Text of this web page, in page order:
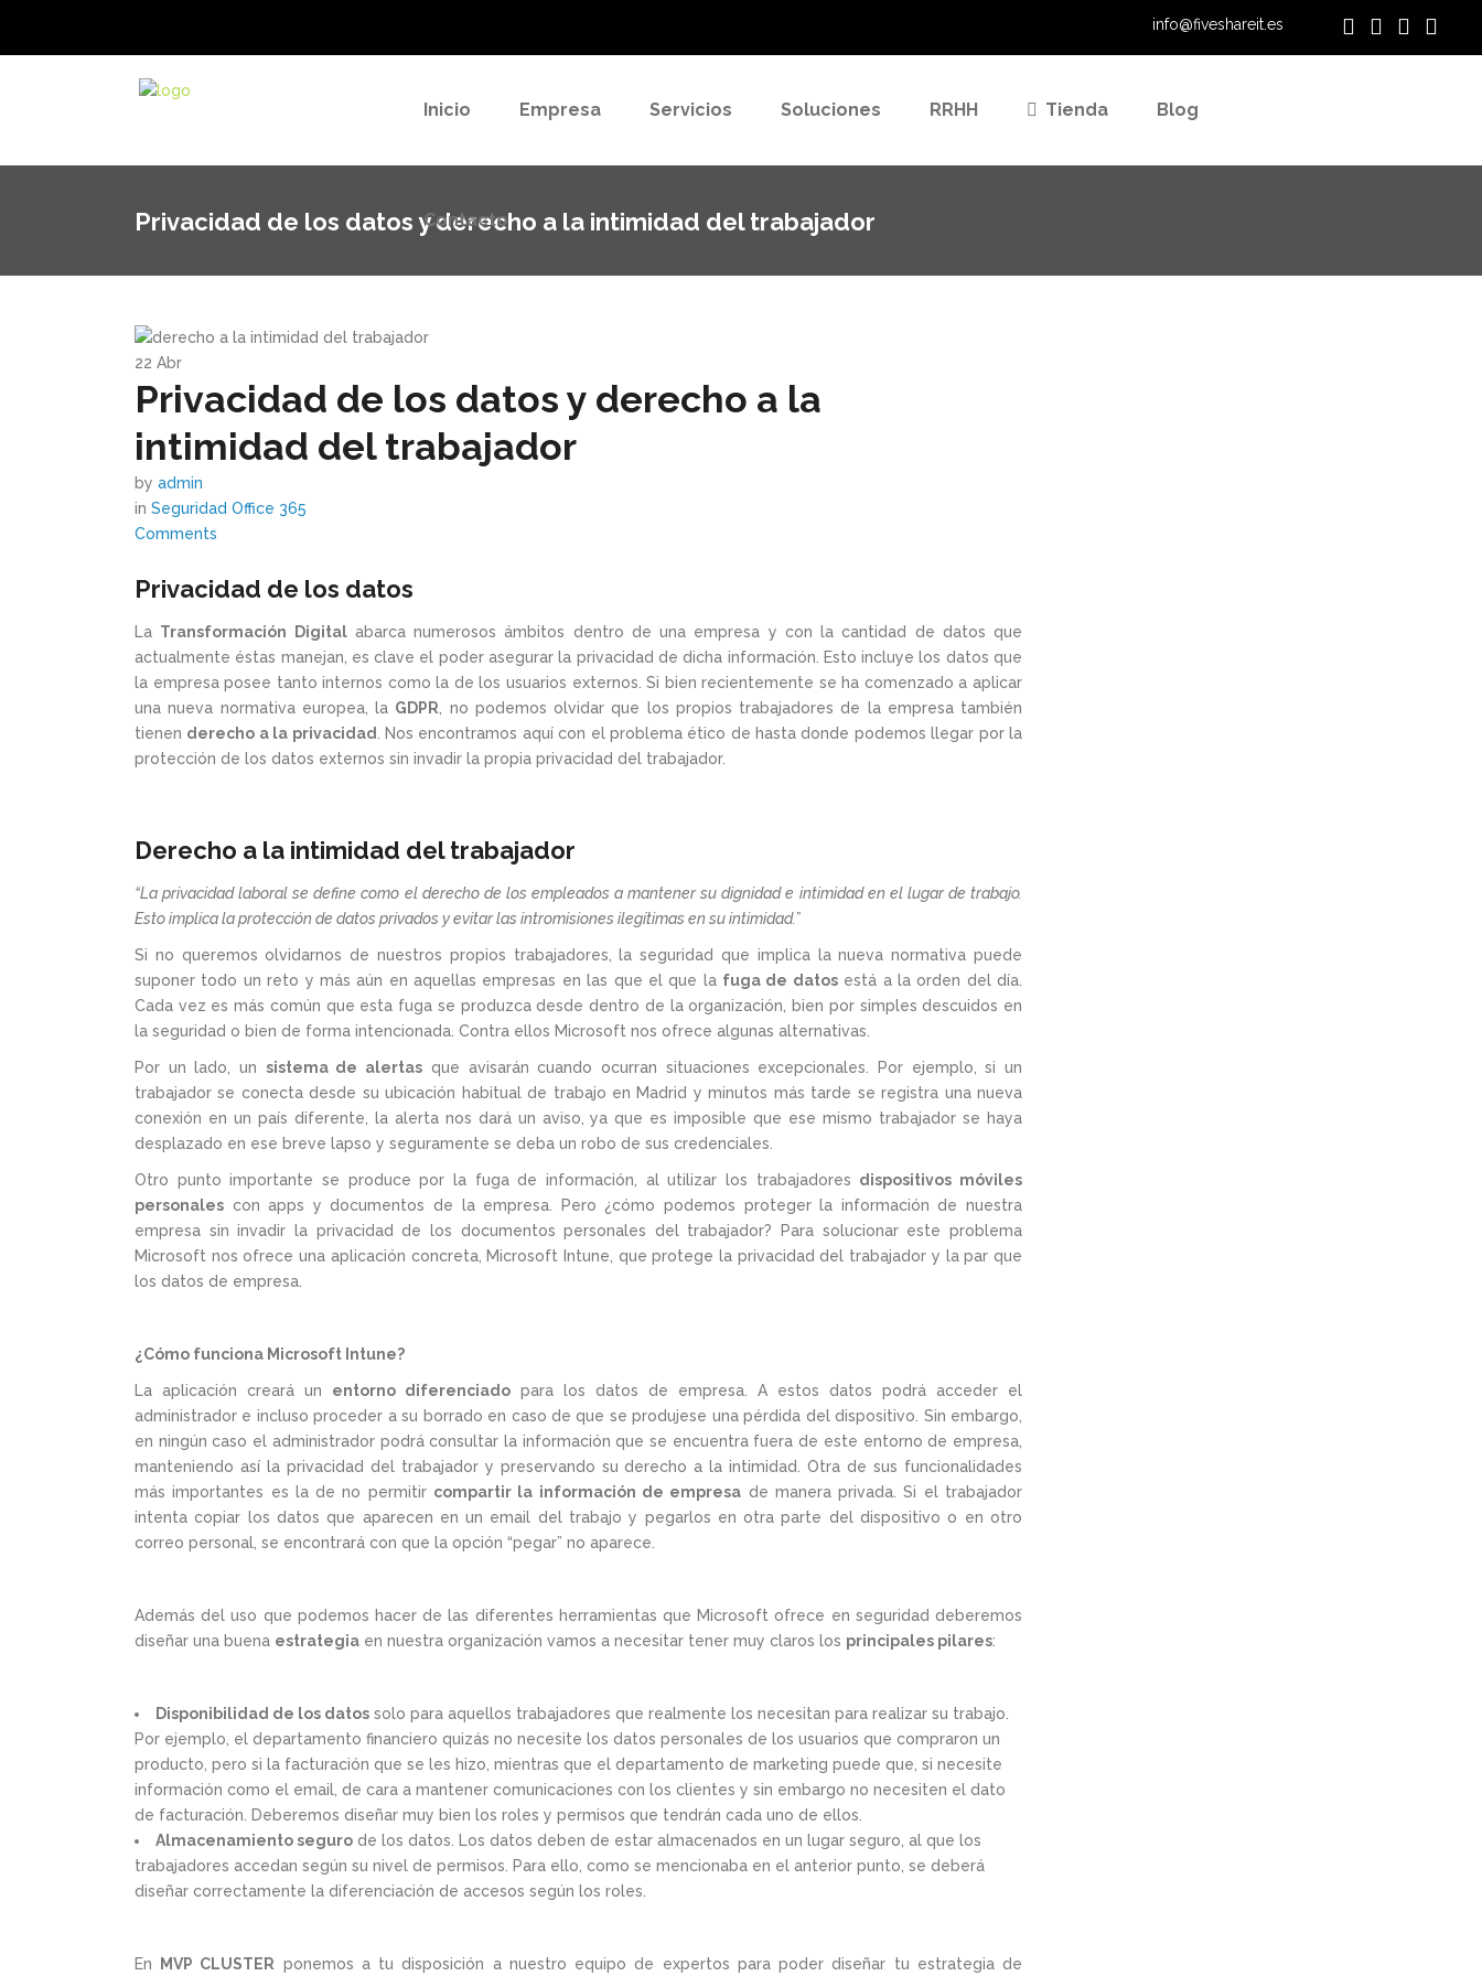
info@fiveshareit.es
Inicio Empresa Servicios Soluciones RRHH Tienda Blog
Contacto
Privacidad de los datos y derecho a la intimidad del trabajador
22 Abr
Privacidad de los datos y derecho a la
intimidad del trabajador
by admin
in Seguridad Office 365
Comments
Privacidad de los datos
La Transformación Digitalabarca numerosos ámbitos dentro de una empresa y con la cantidad de datos que
actualmente éstas manejan, es clave el poder asegurar la privacidad de dicha información. Esto incluye los datos que
la empresa posee tanto internos como la de los usuarios externos. Si bien recientemente se ha comenzado a aplicar
una nueva normativa europea, la GDPR , no podemos olvidar que los propios trabajadores de la empresa también
tienen derecho a la privacidad
. Nos encontramos aquí con el problema ético de hasta donde podemos llegar por la
protección de los datos externos sin invadir la propia privacidad del trabajador.
Derecho a la intimidad del trabajador
“La privacidad laboral se define como el derecho de los empleados a mantener su dignidad e intimidad en el lugar de trabajo.
Esto implica la protección de datos privados y evitar las intromisiones ilegítimas en su intimidad.”
Si no queremos olvidarnos de nuestros propios trabajadores, la seguridad que implica la nueva normativa puede
suponer todo un reto y más aún en aquellas empresas en las que el que la fuga de datosestá a la orden del día.
Cada vez es más común que esta fuga se produzca desde dentro de la organización, bien por simples descuidos en
la seguridad o bien de forma intencionada. Contra ellos Microsoft nos ofrece algunas alternativas.
Por un lado, un sistema de alertas que avisarán cuando ocurran situaciones excepcionales. Por ejemplo, si un
trabajador se conecta desde su ubicación habitual de trabajo en Madrid y minutos más tarde se registra una nueva
conexión en un país diferente, la alerta nos dará un aviso, ya que es imposible que ese mismo trabajador se haya
desplazado en ese breve lapso y seguramente se deba un robo de sus credenciales.
Otro punto importante se produce por la fuga de información, al utilizar los trabajadores dispositivos móviles
personales con apps y documentos de la empresa. Pero ¿cómo podemos proteger la información de nuestra
empresa sin invadir la privacidad de los documentos personales del trabajador? Para solucionar este problema
Microsoft nos ofrece una aplicación concreta, Microsoft Intune, que protege la privacidad del trabajador y la par que
los datos de empresa.
¿Cómo funciona Microsoft Intune?
La aplicación creará un entorno diferenciado para los datos de empresa. A estos datos podrá acceder el
administrador e incluso proceder a su borrado en caso de que se produjese una pérdida del dispositivo. Sin embargo,
en ningún caso el administrador podrá consultar la información que se encuentra fuera de este entorno de empresa,
manteniendo así la privacidad del trabajador y preservando su derecho a la intimidad. Otra de sus funcionalidades
más importantes es la de no permitir compartir la información de empresa de manera privada. Si el trabajador
intenta copiar los datos que aparecen en un email del trabajo y pegarlos en otra parte del dispositivo o en otro
correo personal, se encontrará con que la opción “pegar” no aparece.
Además del uso que podemos hacer de las diferentes herramientas que Microsoft ofrece en seguridad deberemos
diseñar una buena estrategia en nuestra organización vamos a necesitar tener muy claros los principales pilares:
Disponibilidad de los datos solo para aquellos trabajadores que realmente los necesitan para realizar su trabajo.
Por ejemplo, el departamento financiero quizás no necesite los datos personales de los usuarios que compraron un
producto, pero si la facturación que se les hizo, mientras que el departamento de marketing puede que, si necesite
información como el email, de cara a mantener comunicaciones con los clientes y sin embargo no necesiten el dato
de facturación. Deberemos diseñar muy bien los roles y permisos que tendrán cada uno de ellos.
Almacenamiento seguro de los datos. Los datos deben de estar almacenados en un lugar seguro, al que los
trabajadores accedan según su nivel de permisos. Para ello, como se mencionaba en el anterior punto, se deberá
diseñar correctamente la diferenciación de accesos según los roles.
En MVP CLUSTER ponemos a tu disposición a nuestro equipo de expertos para poder diseñar tu estrategia de